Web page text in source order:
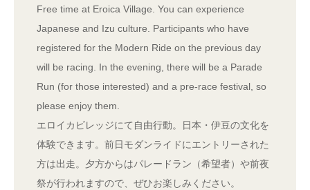
Free time at Eroica Village. You can experience
Japanese and Izu culture. Participants who have
registered for the Modern Ride on the previous day
will be racing. In the evening, there will be a Parade
Run (for those interested) and a pre-race festival, so
please enjoy them.
エロイカビレッジにて自由行動。日本・伊豆の文化を
体験できます。前日モダンライドにエントリーされた
方は出走。夕方からはパレードラン（希望者）や前夜
祭が行われますので、ぜひお楽しみください。